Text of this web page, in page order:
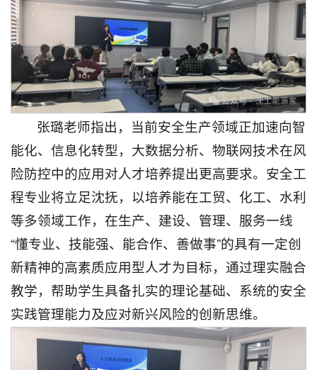
张璐老师指出，当前安全生产领域正加速向智
能化、信息化转型，大数据分析、物联网技术在风
险防控中的应用对人才培养提出更高要求。安全工
程专业将立足沈抚，以培养能在工贸、化工、水利
等多领域工作，在生产、建设、管理、服务一线
“懂专业、技能强、能合作、善做事”的具有一定创
新精神的高素质应用型人才为目标，通过理实融合
教学，帮助学生具备扎实的理论基础、系统的安全
实践管理能力及应对新兴风险的创新思维。